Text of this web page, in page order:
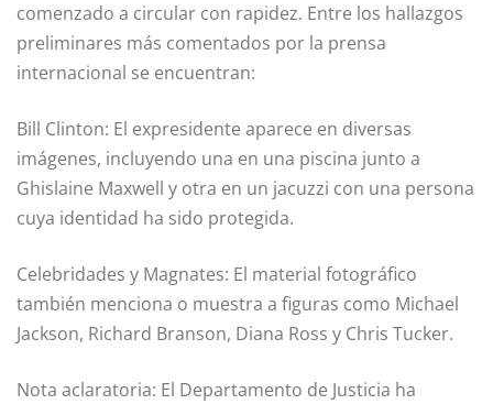
comenzado a circular con rapidez. Entre los hallazgos
preliminares más comentados por la prensa
internacional se encuentran:
Bill Clinton: El expresidente aparece en diversas
imágenes, incluyendo una en una piscina junto a
Ghislaine Maxwell y otra en un jacuzzi con una persona
cuya identidad ha sido protegida.
Celebridades y Magnates: El material fotográfico
también menciona o muestra a figuras como Michael
Jackson, Richard Branson, Diana Ross y Chris Tucker.
Nota aclaratoria: El Departamento de Justicia ha